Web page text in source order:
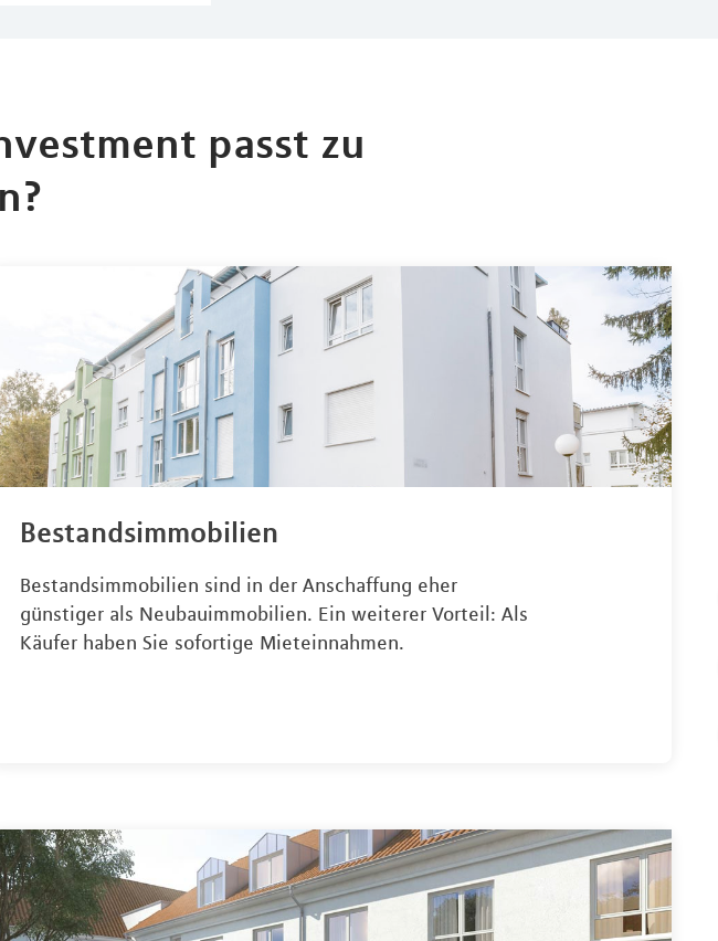
passt zu
Bestandsimmobilien
Bestandsimmobilien sind in der Anschaffung eher
günstiger als Neubauimmobilien. Ein weiterer Vorteil: Als
Käufer haben Sie sofortige Mieteinnahmen.